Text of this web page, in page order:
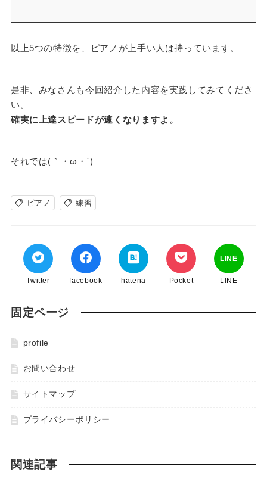
以上5つの特徴を、ピアノが上手い人は持っています。
是非、みなさんも今回紹介した内容を実践してみてくださ
い。
確実に上達スピードが速くなりますよ。
それでは( ｀・ω ・ ´)
ピアノ 練習
Twitter facebook hatena Pocket
LINE
LINE
固定ページ
profile
お問い合わせ
サイトマップ
プライバシーポリシー
関連記事